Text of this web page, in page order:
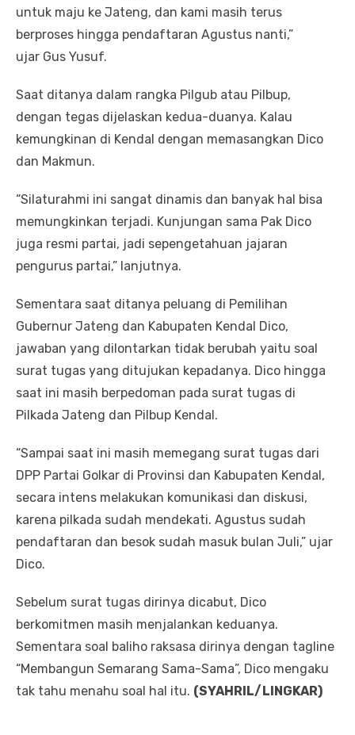
untuk maju ke Jateng, dan kami masih terus
berproses hingga pendaftaran Agustus nanti,”
ujar Gus Yusuf.
Saat ditanya dalam rangka Pilgub atau Pilbup,
dengan tegas dijelaskan kedua-duanya. Kalau
kemungkinan di Kendal dengan memasangkan Dico
dan Makmun.
“Silaturahmi ini sangat dinamis dan banyak hal bisa
memungkinkan terjadi. Kunjungan sama Pak Dico
juga resmi partai, jadi sepengetahuan jajaran
pengurus partai,” lanjutnya.
Sementara saat ditanya peluang di Pemilihan
Gubernur Jateng dan Kabupaten Kendal Dico,
jawaban yang dilontarkan tidak berubah yaitu soal
surat tugas yang ditujukan kepadanya. Dico hingga
saat ini masih berpedoman pada surat tugas di
Pilkada Jateng dan Pilbup Kendal.
“Sampai saat ini masih memegang surat tugas dari
DPP Partai Golkar di Provinsi dan Kabupaten Kendal,
secara intens melakukan komunikasi dan diskusi,
karena pilkada sudah mendekati. Agustus sudah
pendaftaran dan besok sudah masuk bulan Juli,” ujar
Dico.
Sebelum surat tugas dirinya dicabut, Dico
berkomitmen masih menjalankan keduanya.
Sementara soal baliho raksasa dirinya dengan tagline
“Membangun Semarang Sama-Sama”, Dico mengaku
tak tahu menahu soal hal itu. (SYAHRIL/LINGKAR)